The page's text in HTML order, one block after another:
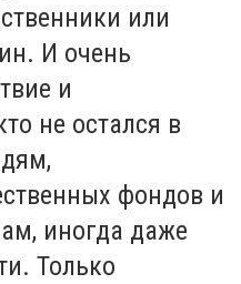
или
И очень
и
не остался в
фондов и
иногда даже
Только